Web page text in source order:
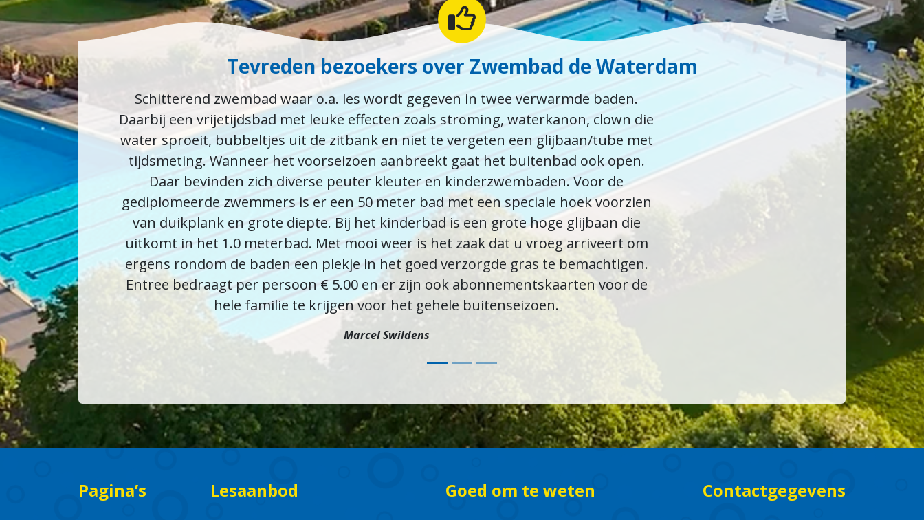
Tevreden bezoekers over Zwembad de Waterdam
Schitterend zwembad waar o.a. les wordt gegeven in twee verwarmde baden.
Daarbij een vrijetijdsbad met leuke effecten zoals stroming, waterkanon, clown die
water sproeit, bubbeltjes uit de zitbank en niet te vergeten een glijbaan/tube met
tijdsmeting. Wanneer het voorseizoen aanbreekt gaat het buitenbad ook open.
Daar bevinden zich diverse peuter kleuter en kinderzwembaden. Voor de
gediplomeerde zwemmers is er een 50 meter bad met een speciale hoek voorzien
van duikplank en grote diepte. Bij het kinderbad is een grote hoge glijbaan die
uitkomt in het 1.0 meterbad. Met mooi weer is het zaak dat u vroeg arriveert om
ergens rondom de baden een plekje in het goed verzorgde gras te bemachtigen.
Entree bedraagt per persoon € 5.00 en er zijn ook abonnementskaarten voor de
hele familie te krijgen voor het gehele buitenseizoen.
Marcel Swildens
Pagina’s Lesaanbod Goed om te weten Contactgegevens